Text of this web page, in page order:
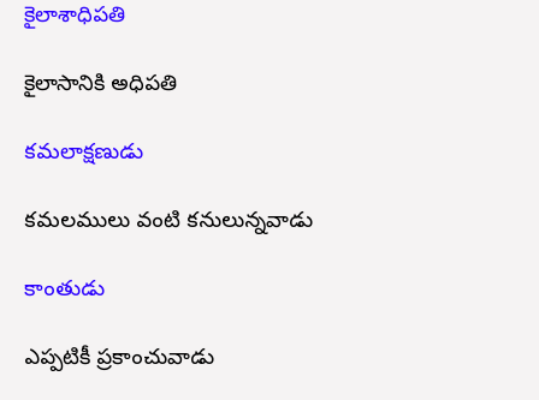
కైలాశాధిపతి
కైలాసానికి అధిపతి
కమలాక్షణుడు
కమలములు వంటి కనులున్నవాడు
కాంతుడు
ఎప్పటికీ ప్రకాశించువాడు